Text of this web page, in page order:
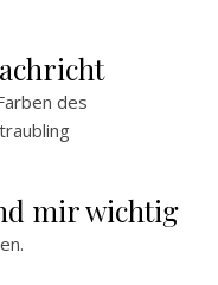
des
mir wichtig